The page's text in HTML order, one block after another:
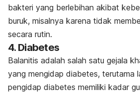
bakteri yang berlebihan akibat
buruk, misalnya karena tidak
secara rutin.
4. Diabetes
Balanitis adalah salah satu gejala
yang mengidap diabetes, terutama
pengidap diabetes memiliki kadar